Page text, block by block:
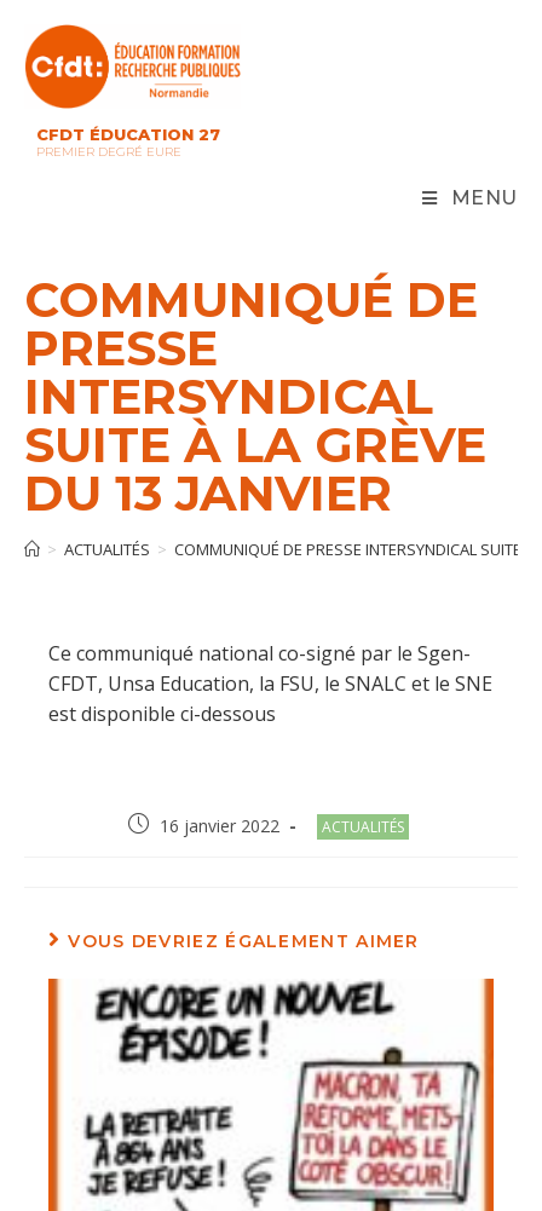
content
CFDT ÉDUCATION 27
PREMIER DEGRÉ EURE
MENU
COMMUNIQUÉ DE
PRESSE
INTERSYNDICAL
SUITE À LA GRÈVE
DU 13 JANVIER
> ACTUALITÉS > COMMUNIQUÉ DE PRESSE INTERSYNDICAL SUITE À
Ce communiqué national co-signé par le Sgen-
CFDT, Unsa Education, la FSU, le SNALC et le SNE
est disponible ci-dessous
Post16 janvier 2022
Post
ACTUALITÉS
VOUS DEVRIEZ ÉGALEMENT AIMER